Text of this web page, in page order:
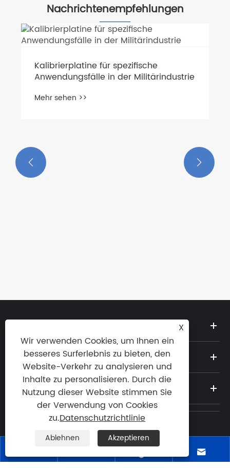
Nachrichtenempfehlungen
 
PRODUKTE
NACHRICHT

X
Wir verwenden Cookies, um Ihnen ein
besseres Surferlebnis zu bieten, den
Website-Verkehr zu analysieren und
Inhalte zu personalisieren. Durch die
Nutzung dieser Website stimmen Sie
der Verwendung von Cookies
zu.Datenschutzrichtlinie
Ablehnen Akzeptieren